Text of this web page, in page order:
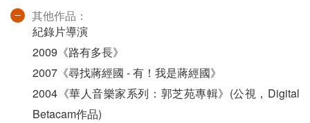
其他作品：
紀錄片導演
2009《路有多長》
2007《尋找蔣經國 - 有！我是蔣經國》
2004《華人音樂家系列：郭芝苑專輯》(公視，Digital
Betacam作品)